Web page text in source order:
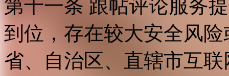
第十一条 跟帖评论服务
到位，存在较大安全风
省、自治区、直辖市互